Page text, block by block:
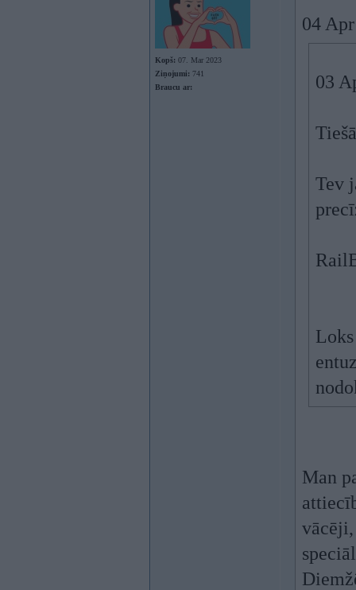
Kopš: 07. Mar 2023
Ziņojumi: 741
Braucu ar:
04
03
Tev
Man